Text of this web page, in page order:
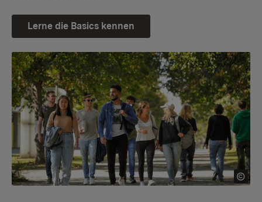
Lerne die Basics kennen